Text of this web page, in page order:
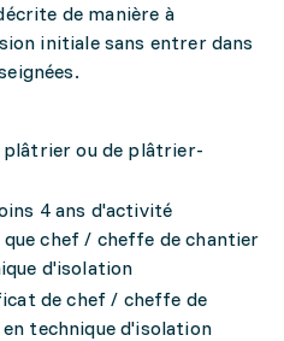
de manière à
initiale sans entrer dans
plâtrier ou de plâtrier-
4 ans d'activité
chef / cheffe de chantier
d'isolation
de chef / cheffe de
technique d'isolation